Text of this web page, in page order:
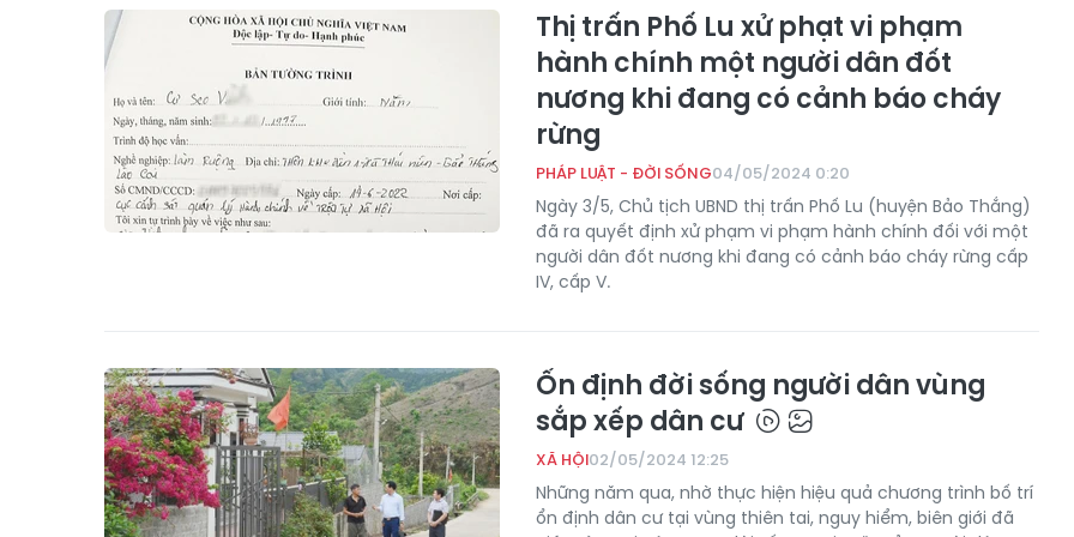
Thị trấn Phố Lu xử phạt vi phạm
hành chính một người dân đốt
nương khi đang có cảnh báo cháy
rừng
PHÁP LUẬT - ĐỜI SỐNG04/05/2024 0:20
Ngày 3/5, Chủ tịch UBND thị trấn Phố Lu (huyện Bảo Thắng)
đã ra quyết định xử phạm vi phạm hành chính đối với một
người dân đốt nương khi đang có cảnh báo cháy rừng cấp
IV, cấp V.
Ổn định đời sống người dân vùng
sắp xếp dân cư
XÃ HỘI02/05/2024 12:25
Những năm qua, nhờ thực hiện hiệu quả chương trình bố trí
ổn định dân cư tại vùng thiên tai, nguy hiểm, biên giới đã
BÁO LÀO CAI THƯỜNG
KỲ SỐ 271 RA NGÀY
6/8/2026
Ngày 05-08-2026
BÁO LÀO
KỲ SỐ 270
Ngày 04-08-